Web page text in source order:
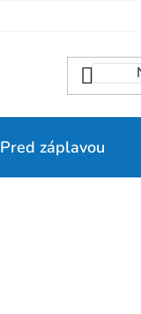
Pred záplavou